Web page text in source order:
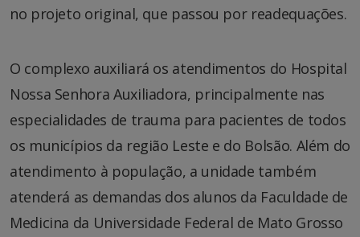
no projeto original, que passou por readequações.
O complexo auxiliará os atendimentos do Hospital
Nossa Senhora Auxiliadora, principalmente nas
especialidades de trauma para pacientes de todos
os municípios da região Leste e do Bolsão. Além do
atendimento à população, a unidade também
atenderá as demandas dos alunos da Faculdade de
Medicina da Universidade Federal de Mato Grosso